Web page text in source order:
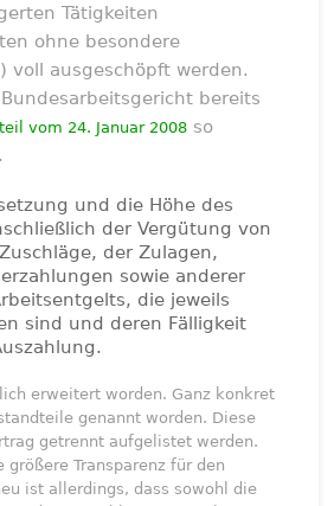
Tätigkeiten
ohne besondere
voll ausgeschöpft werden.
bereits
vom 24. Januar 2008 so
und die Höhe des
der Vergütung von
der Zulagen,
sowie anderer
die jeweils
sind und deren Fälligkeit
erweitert worden. Ganz konkret
genannt worden. Diese
getrennt aufgelistet werden.
größere Transparenz für den
ist allerdings, dass sowohl die